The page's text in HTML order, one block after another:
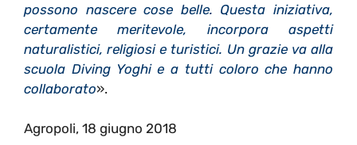
possono nascere cose belle. Questa iniziativa,
certamente meritevole, incorpora aspetti
naturalistici, religiosi e turistici. Un grazie va alla
scuola Diving Yoghi e a tutti coloro che hanno
collaborato».
Agropoli, 18 giugno 2018